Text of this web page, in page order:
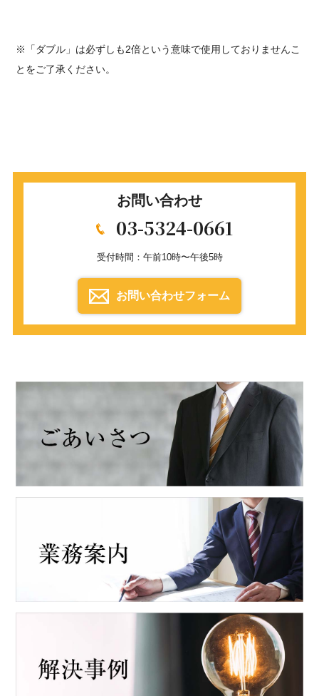
※「ダブル」は必ずしも2倍という意味で使用しておりませんこ
とをご了承ください。
お問い合わせ
03-5324-0661
受付時間：午前10時〜午後5時
お問い合わせフォーム